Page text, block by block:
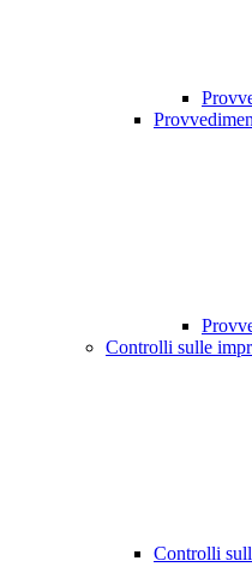
Controlli sulle
Controlli